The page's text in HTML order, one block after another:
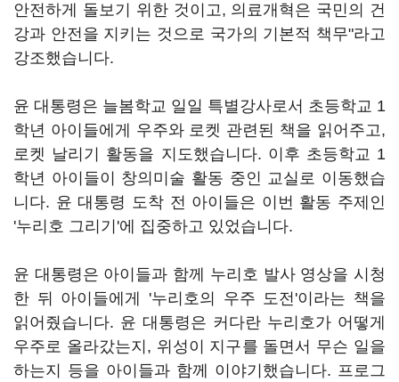
안전하게 돌보기 위한 것이고, 의료개혁은 국민의 건
강과 안전을 지키는 것으로 국가의 기본적 책무"라고
강조했습니다.
윤 대통령은 늘봄학교 일일 특별강사로서 초등학교 1
학년 아이들에게 우주와 로켓 관련된 책을 읽어주고,
로켓 날리기 활동을 지도했습니다. 이후 초등학교 1
학년 아이들이 창의미술 활동 중인 교실로 이동했습
니다. 윤 대통령 도착 전 아이들은 이번 활동 주제인
'누리호 그리기'에 집중하고 있었습니다.
윤 대통령은 아이들과 함께 누리호 발사 영상을 시청
한 뒤 아이들에게 '누리호의 우주 도전'이라는 책을
읽어줬습니다. 윤 대통령은 커다란 누리호가 어떻게
우주로 올라갔는지, 위성이 지구를 돌면서 무슨 일을
하는지 등을 아이들과 함께 이야기했습니다. 프로그